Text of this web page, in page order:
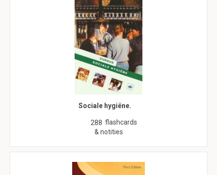
Sociale hygiëne.
288 flashcards
& notities